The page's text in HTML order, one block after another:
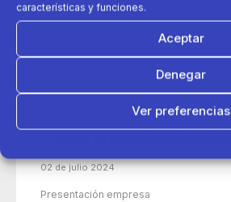
características y funciones.
Aceptar
Denegar
Ver preferencias
02 de julio 2024
Presentación empresa